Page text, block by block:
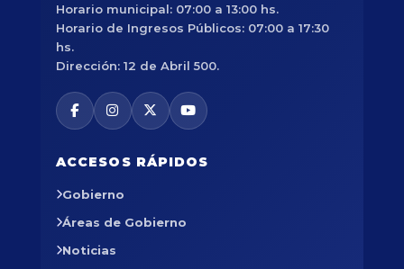
Horario municipal: 07:00 a 13:00 hs.
Horario de Ingresos Públicos: 07:00 a 17:30
hs.
Dirección: 12 de Abril 500.
ACCESOS RÁPIDOS
Gobierno
Áreas de Gobierno
Noticias